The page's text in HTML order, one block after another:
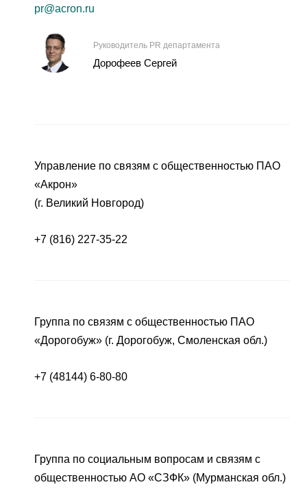
pr@acron.ru
Руководитель PR департамента
Дорофеев Сергей
Управление по связям с общественностью ПАО
«Акрон»
(г. Великий Новгород)
+7 (816) 227-35-22
Группа по связям с общественностью ПАО
«Дорогобуж» (г. Дорогобуж, Смоленская обл.)
+7 (48144) 6-80-80
Группа по социальным вопросам и связям с
общественностью АО «СЗФК» (Мурманская обл.)